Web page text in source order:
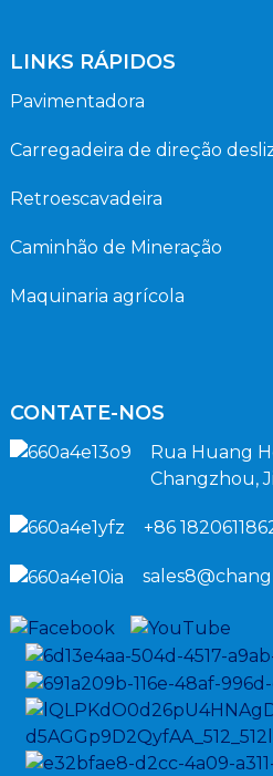
LINKS RÁPIDOS
Pavimentadora
Carregadeira de direção
Retroescavadeira
Caminhão de Mineração
Maquinaria agrícola
CONTATE-NOS
Rua Huang
Changzhou,
+86